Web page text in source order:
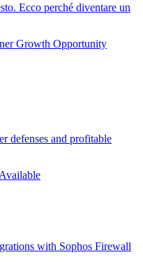
Ecco perché diventare un
defenses and profitable
with Sophos Firewall